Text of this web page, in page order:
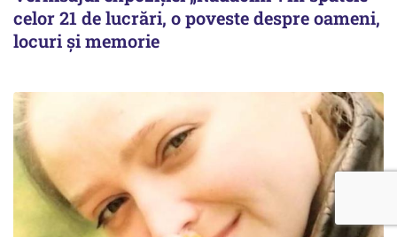
celor 21 de lucrări, o poveste despre oameni,
locuri și memorie